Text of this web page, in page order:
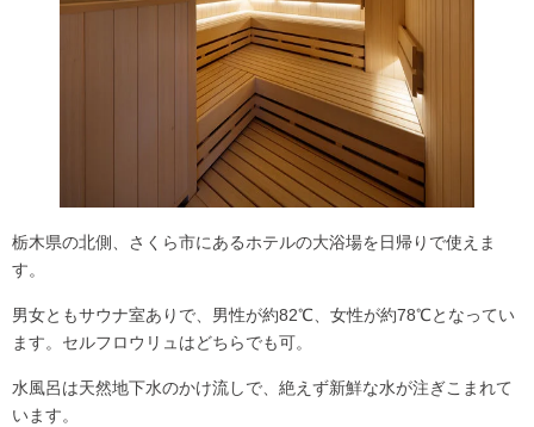
栃木県の北側、さくら市にあるホテルの大浴場を日帰りで使えま
す。
男女ともサウナ室ありで、 男性が約82℃、女性が約78℃となってい
ます。 セルフロウリュ はどちらでも可。
水風呂は天然地下水のかけ流しで、絶えず新鮮な水が注ぎこまれて
います。